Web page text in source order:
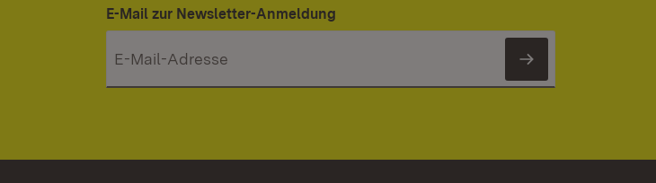
E-Mail zur Newsletter-Anmeldung
Newsletter